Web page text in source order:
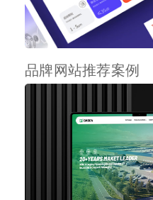
品牌网站推荐案例